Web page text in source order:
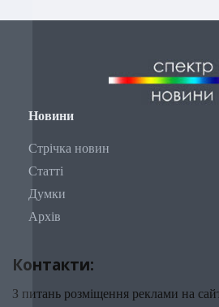
Новини
Стрічка новин
Статті
Думки
Архів
Контакти:
З питань розміщення реклами на